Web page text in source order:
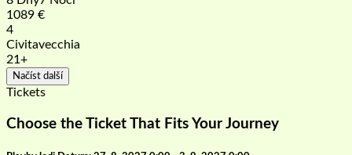
1089 €
4
Civitavecchia
21+
Načíst další
Tickets
Choose the Ticket That Fits Your Journey